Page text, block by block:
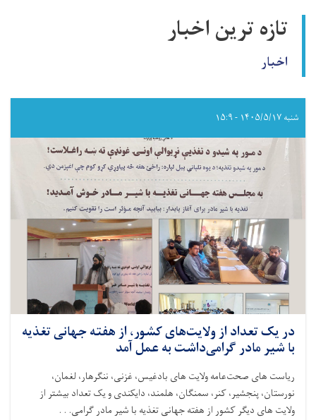
تازه ترین اخبار
اخبار
شنبه ۱۴۰۵/۵/۱۷ - ۱۵:۹
در یک تعداد از ولایت‌های کشور، از هفته جهانی تغذیه
با شیر مادر گرامی‌داشت به عمل آمد
ریاست های صحت‌عامه ولایت های بادغیس، غزنی، ننگرهار، لغمان،
نورستان، پنجشیر، کنر، سمنگان، هلمند، دایکندی و یک تعداد بیشتر از
ولایت های دیگر کشور از هفته جهانی تغذیه با شیر مادر گرامی. . .